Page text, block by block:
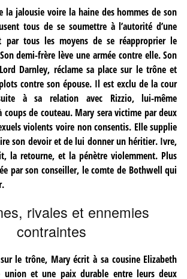
la jalousie voire la haine des hommes de son
tous de se soumettre à l’autorité d’une
par tous les moyens de se réapproprier le
demi-frère lève une armée contre elle. Son
Darnley, réclame sa place sur le trône et
contre son épouse. Il est exclu de la cour
à sa relation avec Rizzio, lui-même
coups de couteau. Mary sera victime par deux
violents voire non consentis. Elle supplie
son devoir et de lui donner un héritier. Ivre,
la retourne, et la pénètre violemment. Plus
par son conseiller, le comte de Bothwell qui
rivales et ennemies
contraintes
le trône, Mary écrit à sa cousine Elizabeth
union et une paix durable entre leurs deux